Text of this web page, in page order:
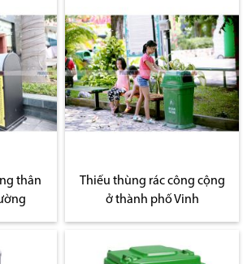
thân
Thiếu thùng rác công cộng
ở thành phố Vinh